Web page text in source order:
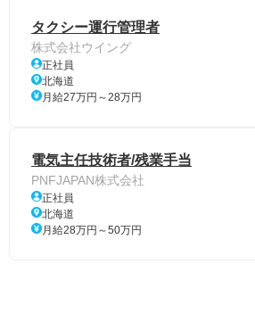
タクシー運行管理者
株式会社ウイング
正社員
北海道
月給27万円～28万円
電気主任技術者/残業手当
PNFJAPAN株式会社
正社員
北海道
月給28万円～50万円